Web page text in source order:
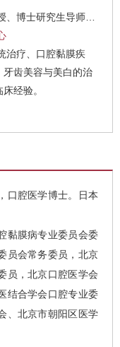
研究生导师，口腔医学博士
齿美容与美白的治
经验。
腔医学博士。日本
膜病专业委员会委
员会常务委员，北京
员，北京口腔医学会
结合学会口腔专业委
、北京市朝阳区医学